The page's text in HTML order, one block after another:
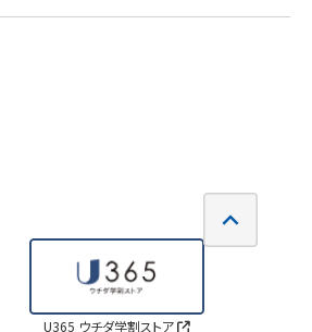
U365 ウチダ学割ストア